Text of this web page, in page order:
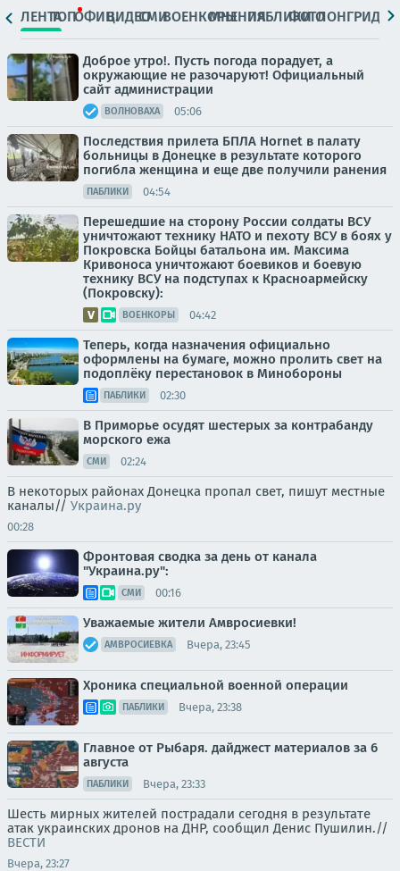
ЛЕНТАТОПОФИЦ.ВИДЕОСМИВОЕНКОРЫМНЕНИЯПАБЛИКИ
ФОТОЛОНГРИДЫ
Доброе утро!. Пусть погода порадует, а
окружающие не разочаруют! Официальный
сайт администрации
ВОЛНОВАХА 05:06
Последствия прилета БПЛА Hornet в палату
больницы в Донецке в результате которого
погибла женщина и еще две получили ранения
ПАБЛИКИ 04:54
Перешедшие на сторону России солдаты ВСУ
уничтожают технику НАТО и пехоту ВСУ в боях у
Покровска Бойцы батальона им. Максима
Кривоноса уничтожают боевиков и боевую
технику ВСУ на подступах к Красноармейску
(Покровску):
ВОЕНКОРЫ 04:42
Теперь, когда назначения официально
оформлены на бумаге, можно пролить свет на
подоплёку перестановок в Минобороны
ПАБЛИКИ 02:30
В Приморье осудят шестерых за контрабанду
морского ежа
СМИ 02:24
В некоторых районах Донецка пропал свет, пишут местные
каналы// Украина.ру
00:28
Фронтовая сводка за день от канала
"Украина.ру":
СМИ 00:16
Уважаемые жители Амвросиевки!
АМВРОСИЕВКА Вчера, 23:45
Хроника специальной военной операции
ПАБЛИКИ Вчера, 23:38
Главное от Рыбаря. дайджест материалов за 6
августа
ПАБЛИКИ Вчера, 23:33
Шесть мирных жителей пострадали сегодня в результате
атак украинских дронов на ДНР, сообщил Денис Пушилин.//
ВЕСТИ
Вчера, 23:27